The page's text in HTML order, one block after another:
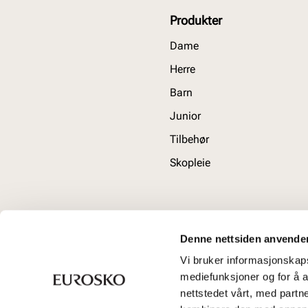
Denne nettsiden
Vi bruker
mediefunksjoner og for å
nettstedet vårt, med
Produkter
Dame
Herre
Barn
Junior
Tilbehør
Skopleie